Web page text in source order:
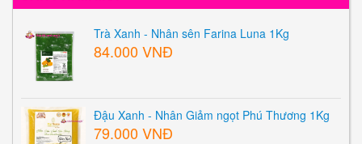
Trà Xanh - Nhân sên Farina Luna 1Kg
84.000 VNĐ
Đậu Xanh - Nhân Giảm ngọt Phú Thương 1Kg
79.000 VNĐ